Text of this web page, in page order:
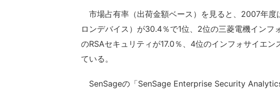
市場占有率（出荷金額ベース）を見ると、2007年度
ロンデバイス）が30.4％で1位、2位の三菱電機インフ
のRSAセキュリティが17.0％、4位のインフォサイエ
ている。
SenSageの「SenSage Enterprise Security